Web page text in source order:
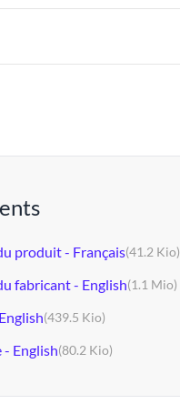
produit - Français(41.2 Kio)
fabricant - English(1.1 Mio)
(439.5 Kio)
English(80.2 Kio)